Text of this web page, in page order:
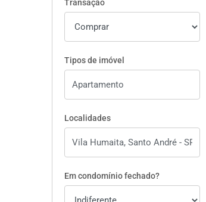
Transação
Tipos de imóvel
Localidades
Em condomínio fechado?